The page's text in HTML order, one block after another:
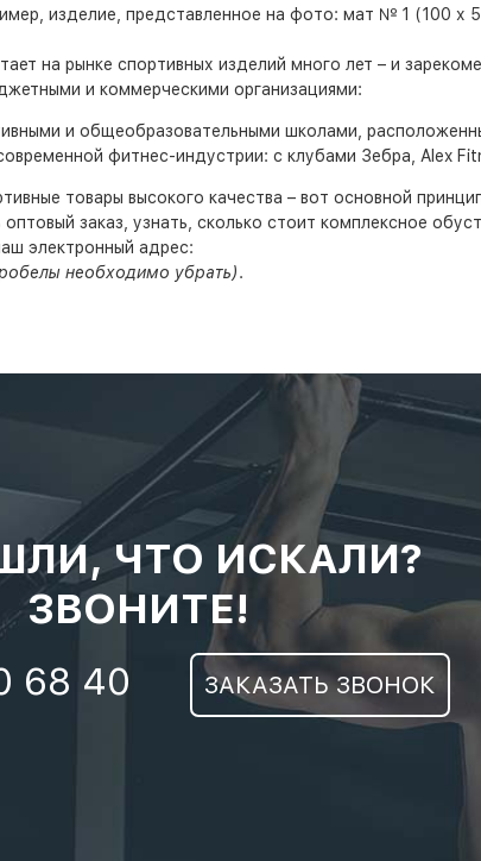
изделие, представленное на фото: мат № 1 (100 х
на рынке спортивных изделий много лет – и
и коммерческими организациями:
и общеобразовательными школами,
фитнес-индустрии: с клубами Зебра, Alex
товары высокого качества – вот основной
заказ, узнать, сколько стоит комплексное
электронный адрес:
необходимо убрать).
ЧТО ИСКАЛИ?
ЗВОНИТЕ!
68 40 ЗАКАЗАТЬ ЗВОНОК